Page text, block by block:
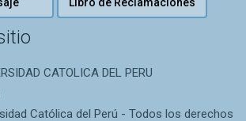
Libro de Reclamaciones
CATOLICA DEL PERU
Católica del Perú - Todos los derechos